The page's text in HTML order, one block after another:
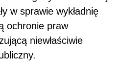
w sprawie wykładnię
ochronie praw
niewłaściwie